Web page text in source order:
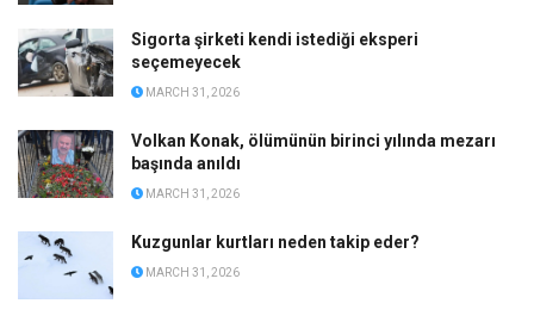
Sigorta şirketi kendi istediği eksperi
seçemeyecek
MARCH 31, 2026
Volkan Konak, ölümünün birinci yılında mezarı
başında anıldı
MARCH 31, 2026
Kuzgunlar kurtları neden takip eder?
MARCH 31, 2026